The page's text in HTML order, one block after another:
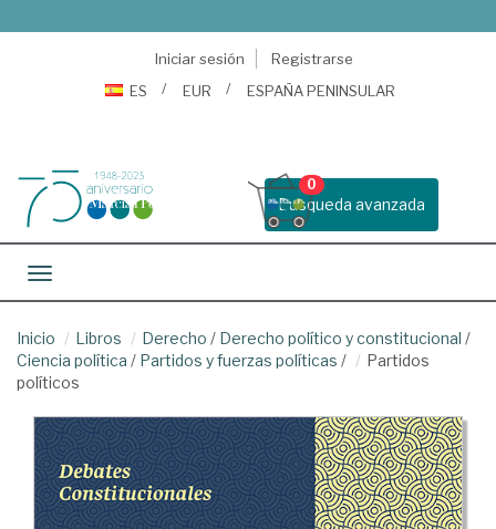
Iniciar sesión
Registrarse
ES
EUR ESPAÑA PENINSULAR
Busqueda avanzada
0
Toggle navigation
Inicio Libros Derecho / Derecho político y constitucional /
Ciencia política / Partidos y fuerzas políticas /
Partidos
políticos